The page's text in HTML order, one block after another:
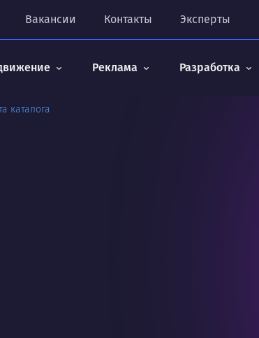
Вакансии Контакты Эксперты
Реклама Разработка
каталога